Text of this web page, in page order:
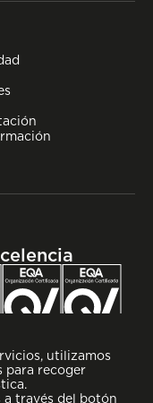
utilizamos
para recoger
a través del botón